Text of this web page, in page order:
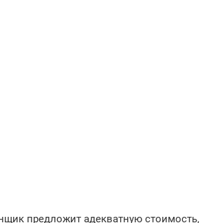
предложит адекватную стоимость,